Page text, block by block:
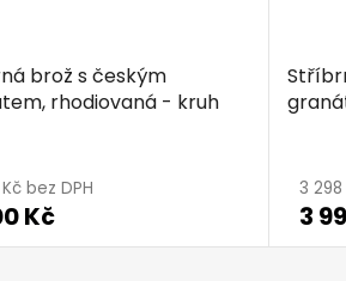
brož s českým
rhodiovaná - kruh
bez DPH
Kč
3 298
3